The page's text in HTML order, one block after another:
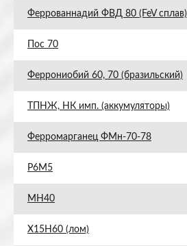
Феррованнадий ФВД 80 (FeV сплав)
Пос 70
Феррониобий 60, 70 (бразильский)
ТПНЖ, НК имп. (аккумуляторы)
Ферромарганец ФМн-70-78
Р6М5
МН40
Х15Н60 (лом)